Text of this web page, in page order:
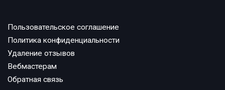
Пользовательское соглашение
Политика конфиденциальности
Удаление отзывов
Вебмастерам
Обратная связь